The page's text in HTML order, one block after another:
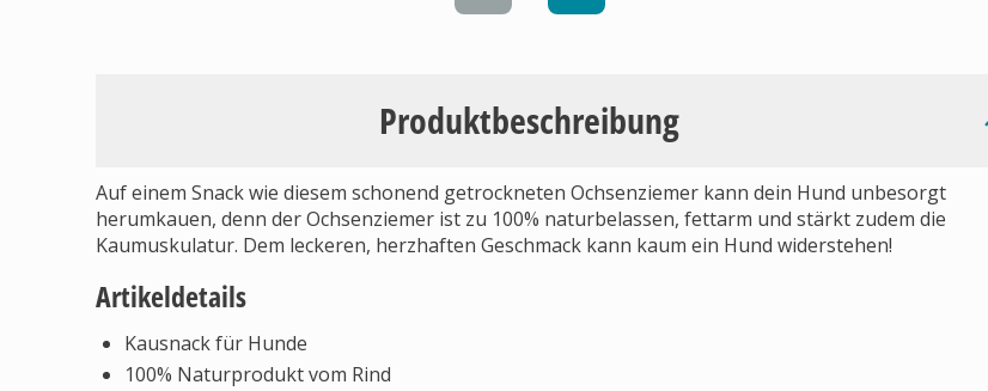
Produktbeschreibung
Auf einem Snack wie diesem schonend getrockneten Ochsenziemer kann dein Hund unbesorgt
herumkauen, denn der Ochsenziemer ist zu 100% naturbelassen, fettarm und stärkt zudem die
Kaumuskulatur. Dem leckeren, herzhaften Geschmack kann kaum ein Hund widerstehen!
Artikeldetails
Kausnack für Hunde
100% Naturprodukt vom Rind